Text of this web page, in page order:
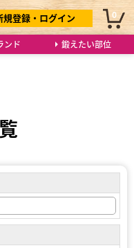
ンド 鍛えたい部位
規登録・ログイン 0